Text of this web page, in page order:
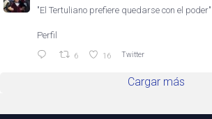
"El Tertuliano prefiere quedarse con el poder"
Perfil
6 16 Twitter
Cargar más